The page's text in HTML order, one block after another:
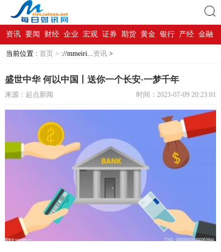
搜索
资讯 要闻 财经 企业 宏观 证券 期货 黄金 银行 产经 金融
当前位置 : 首页 > ://mmeiri...资讯 >
盛世中华 何以中国丨送你一个长安·一梦千年
来源：起点新闻 时间：2023-07-09 20:23:01